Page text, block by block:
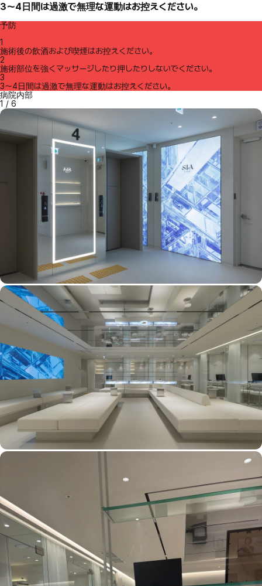
3～4日間は過激で無理な運動はお控えください。
予防
1
施術後の飲酒および喫煙はお控えください。
2
施術部位を強くマッサージしたり押したりしないでください。
3
3～4日間は過激で無理な運動はお控えください。
病院内部
1 / 6